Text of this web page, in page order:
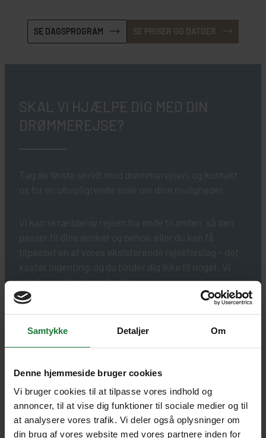
Samtykke Detaljer Om
Denne hjemmeside bruger cookies
Vi bruger cookies til at tilpasse vores indhold og
annoncer, til at vise dig funktioner til sociale medier og til
at analysere vores trafik. Vi deler også oplysninger om
din brug af vores website med vores partnere inden for
SE DAGSPROGRAM SE PRISER OG DATOER
SKAL VI HJÆLPE DIG MED DIN
DRØMMEREJSE?
Tag de første skridt mod drømmerejsen, og kontakt
os for en uforpligtende snak om dine muligheder.
Vi kan skræddersy rejsen fra ende til anden, så den
passer til dine ønsker og behov, eller du kan få
tilpasset en af vores eksisterende rejseforslag – det
koster ingenting, og du binder dig ikke til noget. Vi
glæder os til at høre fra dig.